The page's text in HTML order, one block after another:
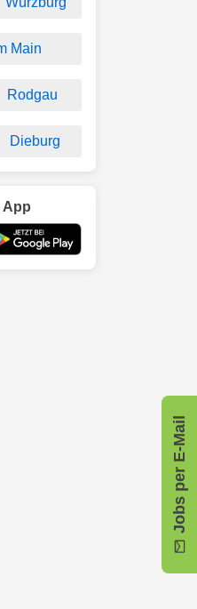
Jobs per E-Mail
Main
Rodgau
Dieburg
App